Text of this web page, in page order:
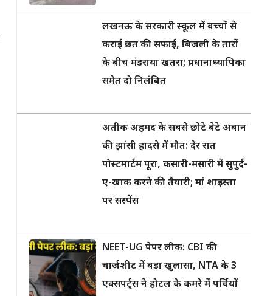
लखनऊ के सरकारी स्कूल में बच्चों से
कराई छत की सफाई, बिजली के तारों
के बीच मंडराया खतरा; प्रधानाध्यापिका
समेत दो निलंबित
अतीक अहमद के सबसे छोटे बेटे अबान
की झांसी हादसे में मौत: देर रात
पोस्टमार्टम पूरा, कसारी-मसारी में सुपुर्द-
ए-खाक करने की तैयारी; मां शाइस्ता
पर सस्पेंस
NEET-UG पेपर लीक: CBI की
चार्जशीट में बड़ा खुलासा, NTA के 3
एक्सपर्ट्स ने होटल के कमरे में पर्चियों